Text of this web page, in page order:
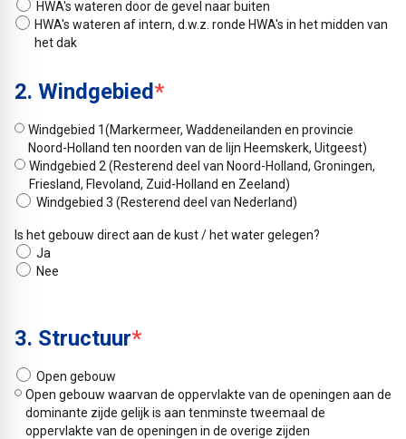
HWA's wateren door de gevel naar buiten
HWA's wateren af intern, d.w.z. ronde HWA's in het midden van
het dak
2. Windgebied*
Windgebied 1(Markermeer, Waddeneilanden en provincie
Noord-Holland ten noorden van de lijn Heemskerk, Uitgeest)
Windgebied 2 (Resterend deel van Noord-Holland, Groningen,
Friesland, Flevoland, Zuid-Holland en Zeeland)
Windgebied 3 (Resterend deel van Nederland)
Is het gebouw direct aan de kust / het water gelegen?
Ja
Nee
3. Structuur*
Open gebouw
Open gebouw waarvan de oppervlakte van de openingen aan de
dominante zijde gelijk is aan tenminste tweemaal de
oppervlakte van de openingen in de overige zijden